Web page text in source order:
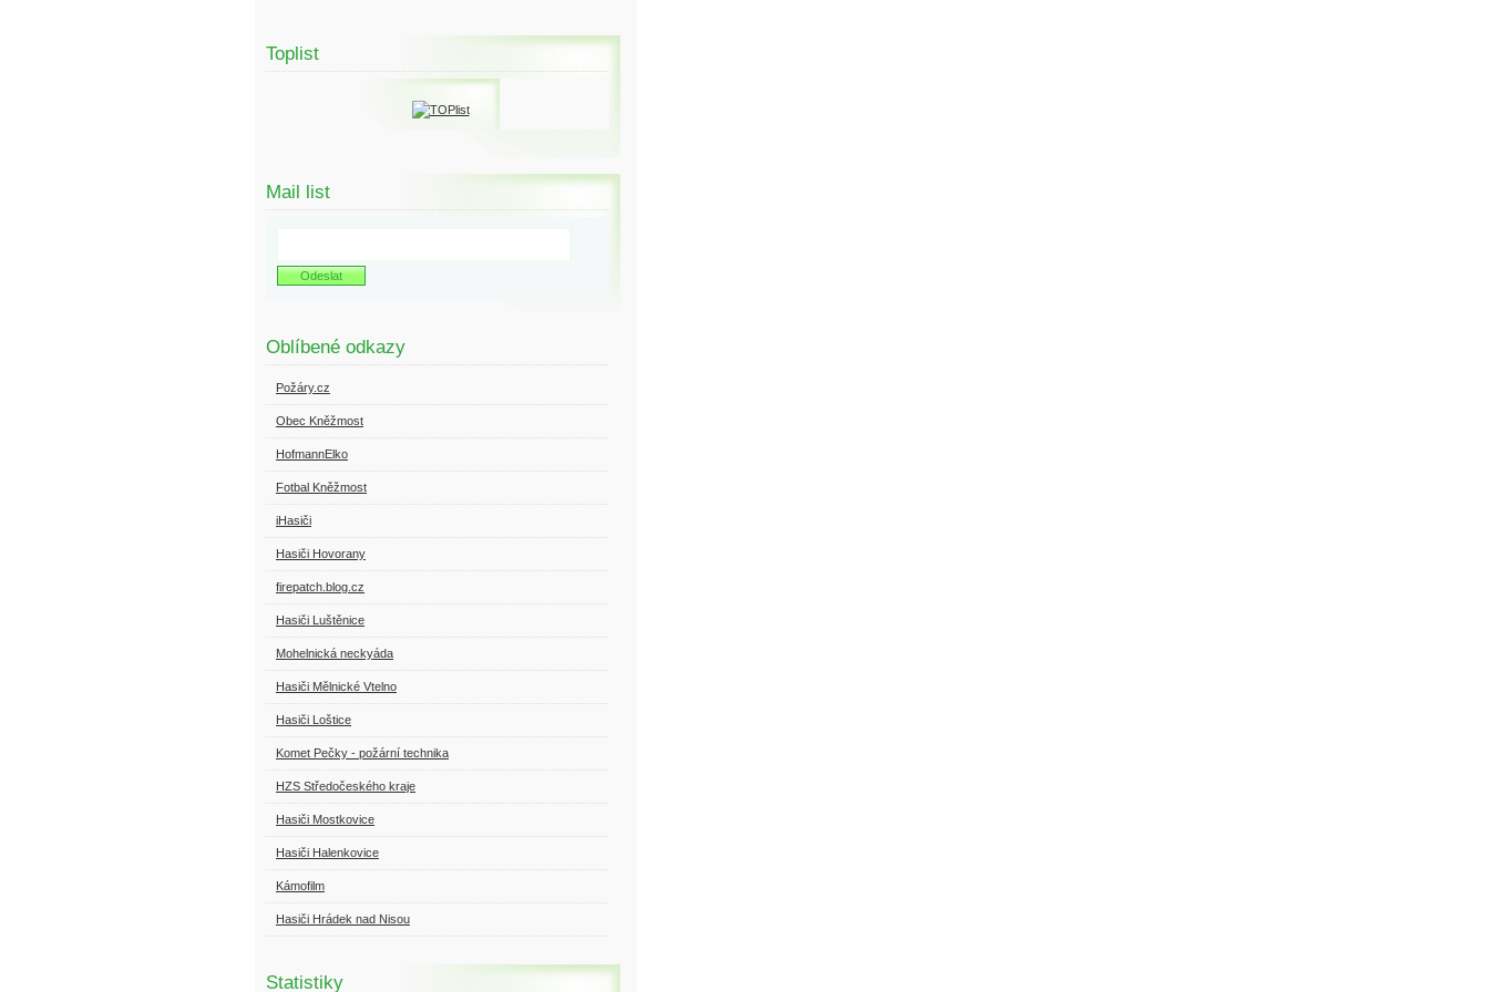
Toplist
Mail list
Oblíbené odkazy
Požáry.cz
Obec Kněžmost
HofmannElko
Fotbal Kněžmost
iHasiči
Hasiči Hovorany
firepatch.blog.cz
Hasiči Luštěnice
Mohelnická neckyáda
Hasiči Mělnické Vtelno
Hasiči Loštice
Komet Pečky - požární technika
HZS Středočeského kraje
Hasiči Mostkovice
Hasiči Halenkovice
Kámofilm
Hasiči Hrádek nad Nisou
Statistiky